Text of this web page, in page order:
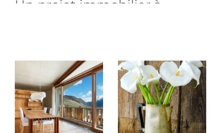
nos prestations !
Chez Trassud Immobilier, nous mettons à
votre disposition notre expertise et notre